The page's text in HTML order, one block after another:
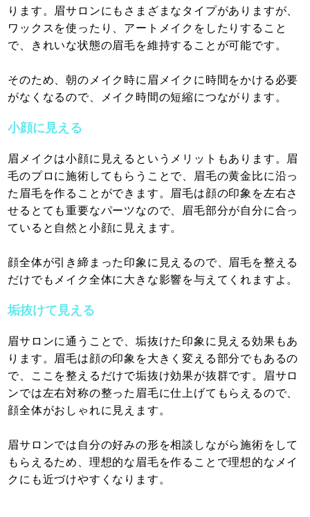
ります。眉サロンにもさまざまなタイプがありますが、
ワックスを使ったり、アートメイクをしたりすること
で、きれいな状態の眉毛を維持することが可能です。
そのため、朝のメイク時に眉メイクに時間をかける必要
がなくなるので、メイク時間の短縮につながります。
小顔に見える
眉メイクは小顔に見えるというメリットもあります。眉
毛のプロに施術してもらうことで、眉毛の黄金比に沿っ
た眉毛を作ることができます。眉毛は顔の印象を左右さ
せるとても重要なパーツなので、眉毛部分が自分に合っ
ていると自然と小顔に見えます。
顔全体が引き締まった印象に見えるので、眉毛を整える
だけでもメイク全体に大きな影響を与えてくれますよ。
垢抜けて見える
眉サロンに通うことで、垢抜けた印象に見える効果もあ
ります。眉毛は顔の印象を大きく変える部分でもあるの
で、ここを整えるだけで垢抜け効果が抜群です。眉サロ
ンでは左右対称の整った眉毛に仕上げてもらえるので、
顔全体がおしゃれに見えます。
眉サロンでは自分の好みの形を相談しながら施術をして
もらえるため、理想的な眉毛を作ることで理想的なメイ
クにも近づけやすくなります。